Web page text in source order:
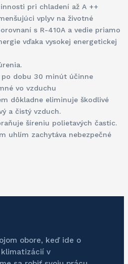
pri chladení až A ++
vplyv na životné
s R-410A a vedie priamo
vďaka vysokej energetickej
po dobu 30 minút účinne
vo vzduchu
dôkladne eliminuje škodlivé
a čistý vzduch.
šíreniu polietavých častíc.
uhlím zachytáva nebezpečné
obore, keď ide o
v